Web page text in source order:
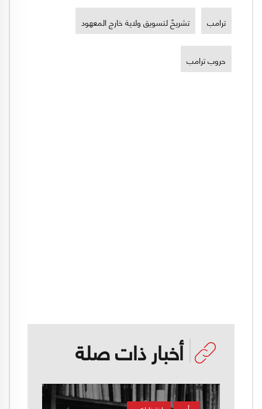
ترامب تشريحٌ لتسويق ولاية خارج المعهود
حروب ترامب
أخبار ذات صلة